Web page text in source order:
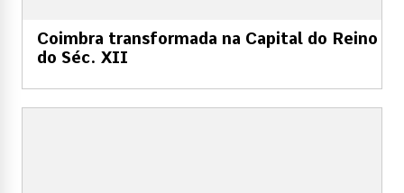
Coimbra transformada na Capital do Reino
do Séc. XII